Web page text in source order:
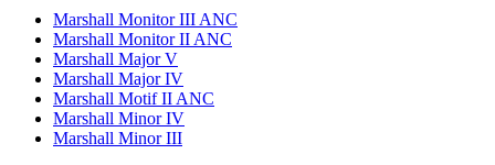
Marshall Monitor III ANC
Marshall Monitor II ANC
Marshall Major V
Marshall Major IV
Marshall Motif II ANC
Marshall Minor IV
Marshall Minor III